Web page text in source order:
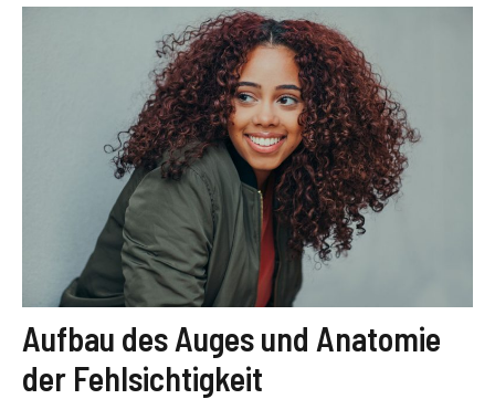
Aufbau des Auges und Anatomie
der Fehlsichtigkeit